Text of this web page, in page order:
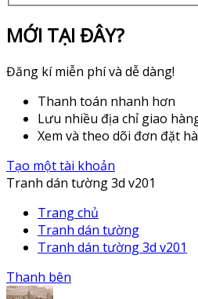
MỚI TẠI ĐÂY?
Đăng kí miễn phí và dễ dàng!
Thanh toán nhanh hơn
Lưu nhiều địa chỉ giao
Xem và theo dõi đơn đặt
Tạo một tài khoản
Tranh dán tường 3d v201
Trang chủ
Tranh dán tường
Tranh dán tường 3d v201
Thanh bên